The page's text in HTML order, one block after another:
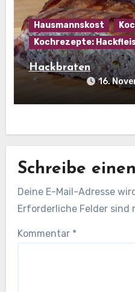
Hausmannskost
Kochrezepte:
Hackbraten
16.
Schreibe
Deine E-Mail-Adresse
Erforderliche Felder sind
Kommentar *